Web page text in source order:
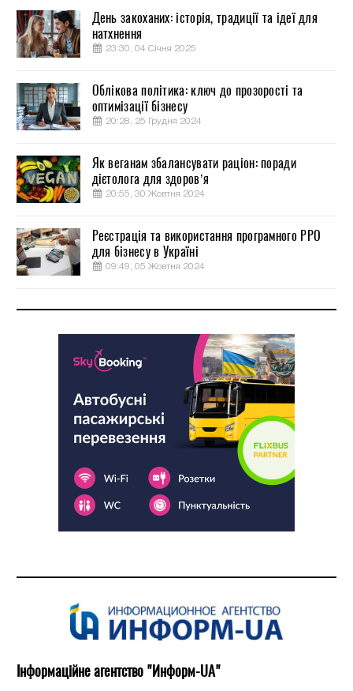
День закоханих: історія, традиції та ідеї для
натхнення
23:30, 04 Січня 2025
Облікова політика: ключ до прозорості та
оптимізації бізнесу
20:28, 25 Грудня 2024
Як веганам збалансувати раціон: поради
дієтолога для здоров’я
20:55, 30 Жовтня 2024
Реєстрація та використання програмного РРО
для бізнесу в Україні
09:49, 05 Жовтня 2024
Інформаційне агентство "Информ-UA"